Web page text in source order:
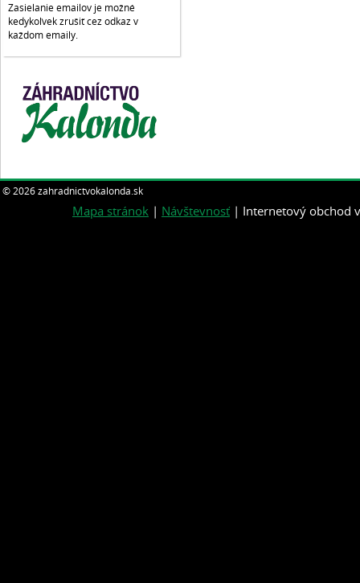
Zasielanie emailov je možné
kedykoľvek zrušiť cez odkaz v
každom emaily.
© 2026 zahradnictvokalonda.sk
Mapa stránok | Návštevnosť| Internetový obchod